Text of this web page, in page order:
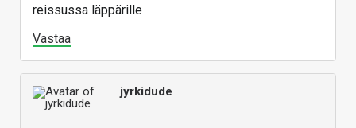
reissussa läppärille
Vastaa
jyrkidude